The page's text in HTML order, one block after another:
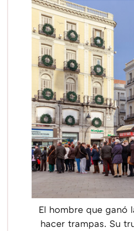
El hombre que ganó
hacer trampas. Su